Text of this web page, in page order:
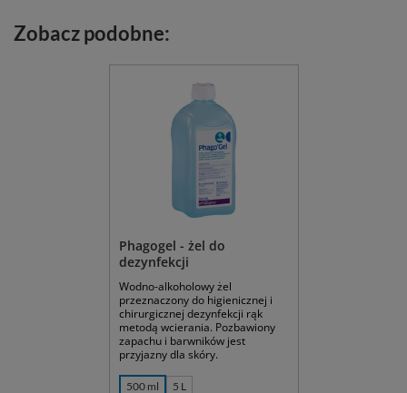
Zobacz podobne:
Phagogel - żel do
dezynfekcji
Wodno-alkoholowy żel
przeznaczony do higienicznej i
chirurgicznej dezynfekcji rąk
metodą wcierania. Pozbawiony
zapachu i barwników jest
przyjazny dla skóry.
500 ml 5 L